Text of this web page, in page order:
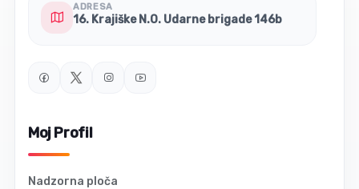
ADRESA
16. Krajiške N.O. Udarne brigade 146b
Moj Profil
Nadzorna ploča